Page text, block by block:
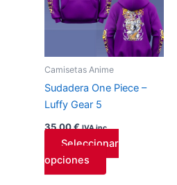
Camisetas Anime
Sudadera One Piece –
Luffy Gear 5
35,00€ IVA inc.
Seleccionar
opciones
múltiples
variantes.
Las
opciones
se
pueden
en
la
página
de